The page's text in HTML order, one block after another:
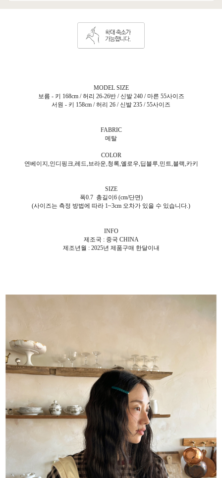
MODEL SIZE
보름 - 키 168cm / 허리 26-26반 / 신발 240 / 마른 55사이즈
서원 - 키 158cm / 허리 26 / 신발 235 / 55사이즈
FABRIC
메탈
COLOR
연베이지,인디핑크,레드,브라운,청록,옐로우,딥블루,민트,블랙,카키
SIZE
폭0.7 총길이6 (cm/단면)
(사이즈는 측정 방법에 따라 1~3cm 오차가 있을 수 있습니다.)
INFO
제조국 : 중국 CHINA
제조년월 : 2025년 제품구매 한달이내